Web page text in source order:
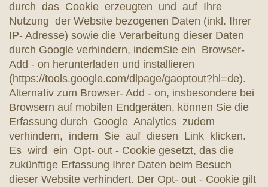
durch das Cookie erzeugten und auf Ihre
Nutzung der Website bezogenen Daten (inkl. Ihrer
IP- Adresse) sowie die Verarbeitung dieser Daten
durch Google verhindern, indemSie ein Browser-
Add - on herunterladen und installieren
(https://tools.google.com/dlpage/gaoptout?hl=de).
Alternativ zum Browser- Add - on, insbesondere bei
Browsern auf mobilen Endgeräten, können Sie die
Erfassung durch Google Analytics zudem
verhindern, indem Sie auf diesen Link klicken.
Es wird ein Opt- out - Cookie gesetzt, das die
zukünftige Erfassung Ihrer Daten beim Besuch
dieser Website verhindert. Der Opt- out - Cookie gilt